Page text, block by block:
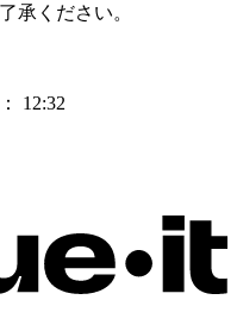
承ください。
12:32